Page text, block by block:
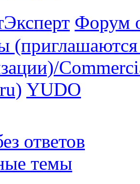
Форум
YUDO
ответов
темы